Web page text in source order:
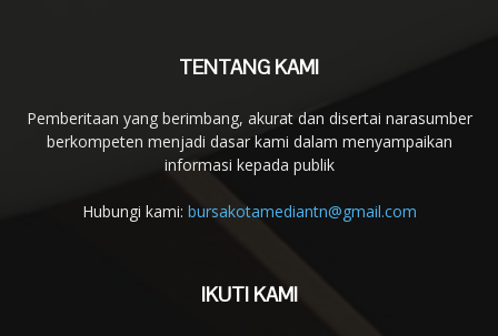
TENTANG KAMI
Pemberitaan yang berimbang, akurat dan disertai narasumber
berkompeten menjadi dasar kami dalam menyampaikan
informasi kepada publik
Hubungi kami: bursakotamediantn@gmail.com
IKUTI KAMI